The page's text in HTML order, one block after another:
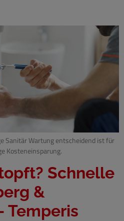
Sanitär Wartung entscheidend ist für
Kosteneinsparung.
Schnelle
&
Temperis